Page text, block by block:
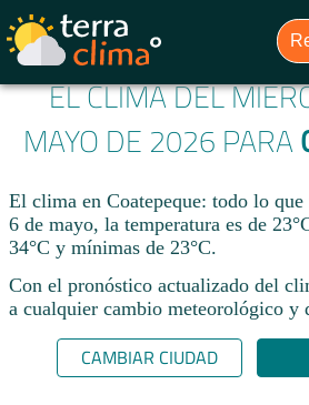
EL CLIMA DEL
MAYO DE 2026 PARA
El clima en Coatepeque: todo lo que
6 de mayo, la temperatura es de
34°C y mínimas de 23°C.
Con el pronóstico actualizado del
a cualquier cambio meteorológico y
CAMBIAR CIUDAD